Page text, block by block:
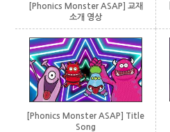
[Phonics Monster ASAP] 교재
소개 영상
[Phonics Monster ASAP] Title
Song